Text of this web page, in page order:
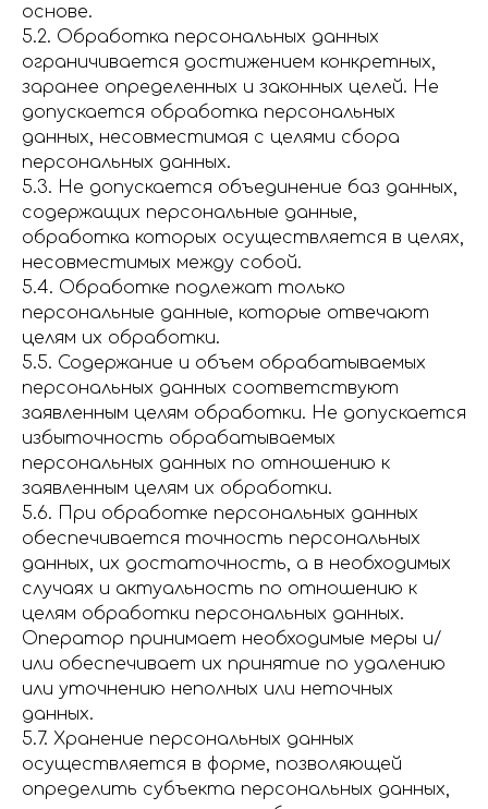
основе.
5.2. Обработка персональных данных
ограничивается достижением конкретных,
заранее определенных и законных целей. Не
допускается обработка персональных
данных, несовместимая с целями сбора
персональных данных.
5.3. Не допускается объединение баз данных,
содержащих персональные данные,
обработка которых осуществляется в целях,
несовместимых между собой.
5.4. Обработке подлежат только
персональные данные, которые отвечают
целям их обработки.
5.5. Содержание и объем обрабатываемых
персональных данных соответствуют
заявленным целям обработки. Не допускается
избыточность обрабатываемых
персональных данных по отношению к
заявленным целям их обработки.
5.6. При обработке персональных данных
обеспечивается точность персональных
данных, их достаточность, а в необходимых
случаях и актуальность по отношению к
целям обработки персональных данных.
Оператор принимает необходимые меры и/
или обеспечивает их принятие по удалению
или уточнению неполных или неточных
данных.
5.7. Хранение персональных данных
осуществляется в форме, позволяющей
определить субъекта персональных данных,